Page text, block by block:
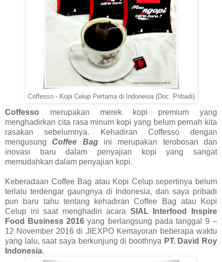
Coffesso - Kopi Celup Pertama di Indonesia (Doc. Pribadi)
Coffesso merupakan merek kopi premium yang
menghadirkan cita rasa minum kopi yang belum pernah kita
rasakan sebelumnya. Kehadiran Coffesso dengan
mengusungCoffee Bagini merupakan terobosan dan
inovasi baru dalam penyajian kopi yang sangat
memudahkan dalam penyajian kopi.
Keberadaan Coffee Bag atau Kopi Celup sepertinya belum
terlalu terdengar gaungnya di Indonesia, dan saya pribadi
pun baru tahu tentang kehadiran Coffee Bag atau Kopi
Celup ini saat menghadiri acara SIAL Interfood Inspire
Food Business 2016 yang berlangsung pada tanggal 9 –
12 November 2016 di JIEXPO Kemayoran beberapa waktu
yang lalu, saat saya berkunjung di boothnya PT. David Roy
Indonesia.